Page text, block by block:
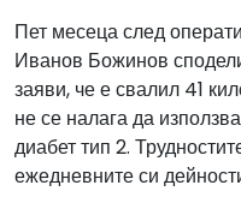
Пет месеца след
Иванов Божинов
заяви, че е свалил 41
не се налага да
диабет тип 2.
ежедневните си